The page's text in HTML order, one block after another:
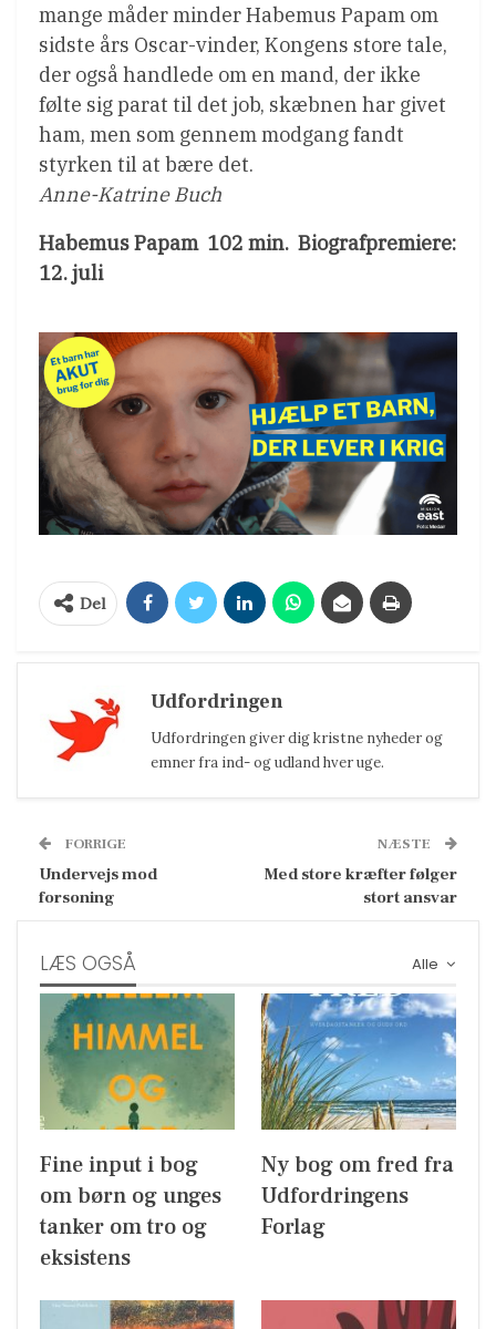
mange måder minder Habemus Papam om
sidste års Oscar-vinder, Kongens store tale,
der også handlede om en mand, der ikke
følte sig parat til det job, skæbnen har givet
ham, men som gennem modgang fandt
styrken til at bære det.
Anne-Katrine Buch
Habemus Papam  102 min.  Biografpremiere:
12. juli
Del
Udfordringen
Udfordringen giver dig kristne nyheder og
emner fra ind- og udland hver uge.
FORRIGE
Undervejs mod
forsoning
NÆSTE
Med store kræfter følger
stort ansvar
Alle
LÆS OGSÅ
Fine input i bog
om børn og unges
tanker om tro og
eksistens
Ny bog om fred fra
Udfordringens
Forlag